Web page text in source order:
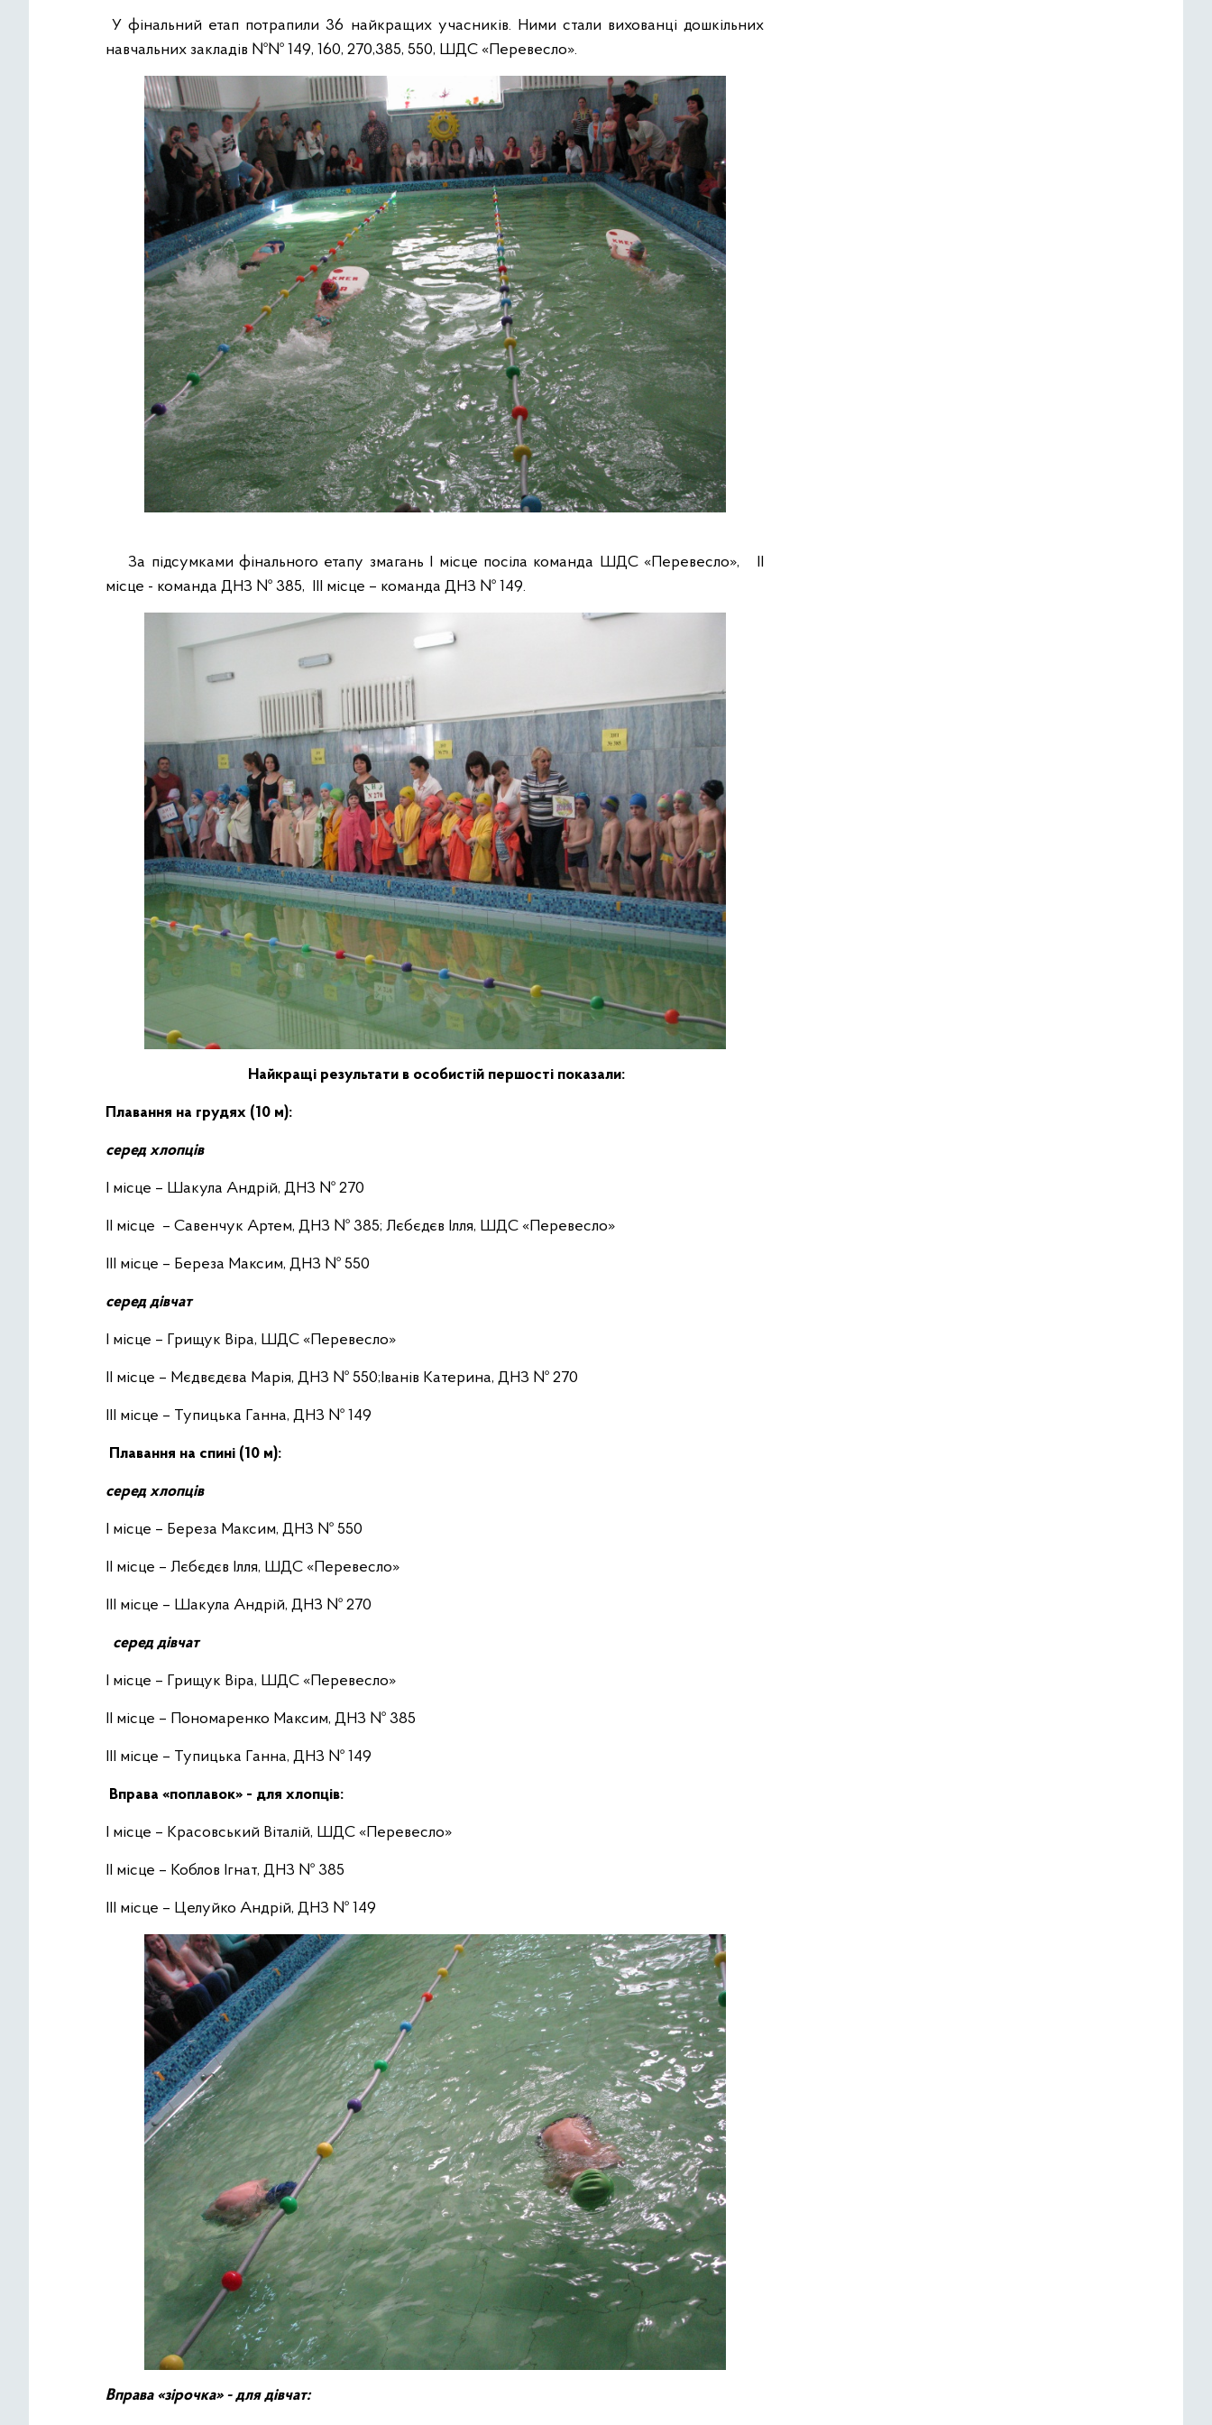
У фінальний етап потрапили 36 найкращих учасників. Ними стали вихованці дошкільних
навчальних закладів №№ 149, 160, 270,385, 550, ШДС «Перевесло».
За підсумками фінального етапу змагань І місце посіла команда ШДС «Перевесло», ІІ
місце - команда ДНЗ № 385, ІІІ місце – команда ДНЗ № 149.
Найкращі результати в особистій першості показали:
Плавання на грудях (10 м):
серед хлопців
І місце – Шакула Андрій, ДНЗ № 270
ІІ місце – Савенчук Артем, ДНЗ № 385; Лєбєдєв Ілля, ШДС «Перевесло»
ІІІ місце – Береза Максим, ДНЗ № 550
серед дівчат
І місце – Грищук Віра, ШДС «Перевесло»
ІІ місце – Мєдвєдєва Марія, ДНЗ № 550;Іванів Катерина, ДНЗ № 270
ІІІ місце – Тупицька Ганна, ДНЗ № 149
Плавання на спині (10 м):
серед хлопців
І місце – Береза Максим, ДНЗ № 550
ІІ місце – Лєбєдєв Ілля, ШДС «Перевесло»
ІІІ місце – Шакула Андрій, ДНЗ № 270
серед дівчат
І місце – Грищук Віра, ШДС «Перевесло»
ІІ місце – Пономаренко Максим, ДНЗ № 385
ІІІ місце – Тупицька Ганна, ДНЗ № 149
Вправа «поплавок» - для хлопців:
І місце – Красовський Віталій, ШДС «Перевесло»
ІІ місце – Коблов Ігнат, ДНЗ № 385
ІІІ місце – Целуйко Андрій, ДНЗ № 149
Вправа «зірочка» - для дівчат: